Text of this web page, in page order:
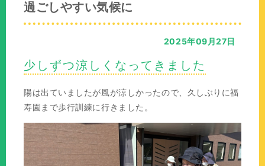
過ごしやすい気候に
2025年09月27日
少しずつ涼しくなってきました
陽は出ていましたが風が涼しかったので、久しぶりに福
寿園まで歩行訓練に行きました。